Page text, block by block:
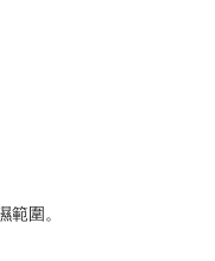
圍。